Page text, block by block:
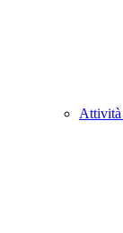
Attività